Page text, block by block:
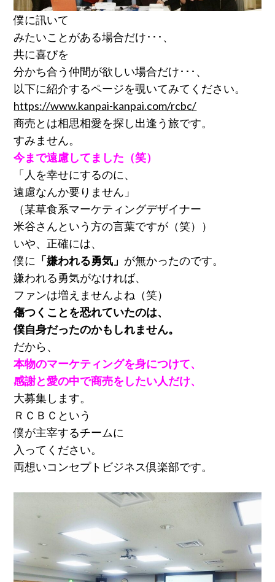
僕に訊いて
みたいことがある場合だけ･･･、
共に喜びを
分かち合う仲間が欲しい場合だけ･･･、
以下に紹介するページを覗いてみてください。
https://www.kanpai-kanpai.com/rcbc/
商売とは相思相愛を探し出逢う旅です。
すみません。
今まで遠慮してました（笑）
「人を幸せにするのに、
遠慮なんか要りません」
（某草食系マーケティングデザイナー
米谷さんという方の言葉ですが（笑））
いや、正確には、
僕に 「嫌われる勇気」 が無かったのです。
嫌われる勇気がなければ、
ファンは増えませんよね（笑）
傷つくことを恐れていたのは、
僕自身だったのかもしれません。
だから、
本物のマーケティングを身につけて、
感謝と愛の中で商売をしたい人だけ、
大募集します。
ＲＣＢＣという
僕が主宰するチームに
入ってください。
両想いコンセプトビジネス倶楽部です。